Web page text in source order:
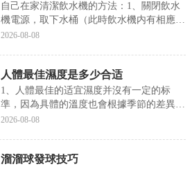
自己在家清潔飲水機的方法：1、關閉飲水
機電源，取下水桶（此時飲水機内有相應内
存水），連接電源，開啟加...
2026-08-08
人體最佳濕度是多少合适
1、人體最佳的适宜濕度并沒有一定的标
準，因為具體的溫度也會根據季節的差異存
在着變化，如果是冬天時，人...
2026-08-08
溜溜球發球技巧